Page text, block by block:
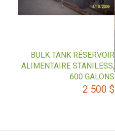
BULK TANK RÉSERVOIR
ALIMENTAIRE STANILESS,
600 GALONS
2 500 $